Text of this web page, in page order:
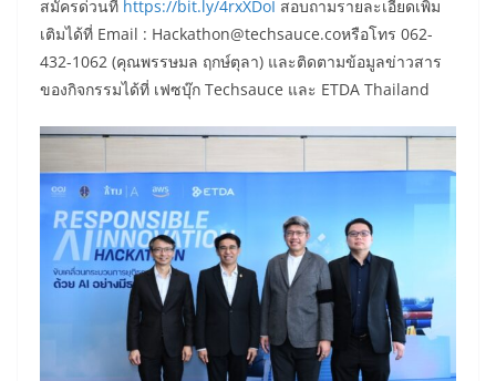
สมัครด่วนที่ https://bit.ly/4rxXDoI สอบถามรายละเอียดเพิ่ม
เติมได้ที่ Email : Hackathon@techsauce.coหรือโทร 062-
432-1062 (คุณพรรษมล ฤกษ์ตุลา) และติดตามข้อมูลข่าวสาร
ของกิจกรรมได้ที่ เฟซบุ๊ก Techsauce และ ETDA Thailand